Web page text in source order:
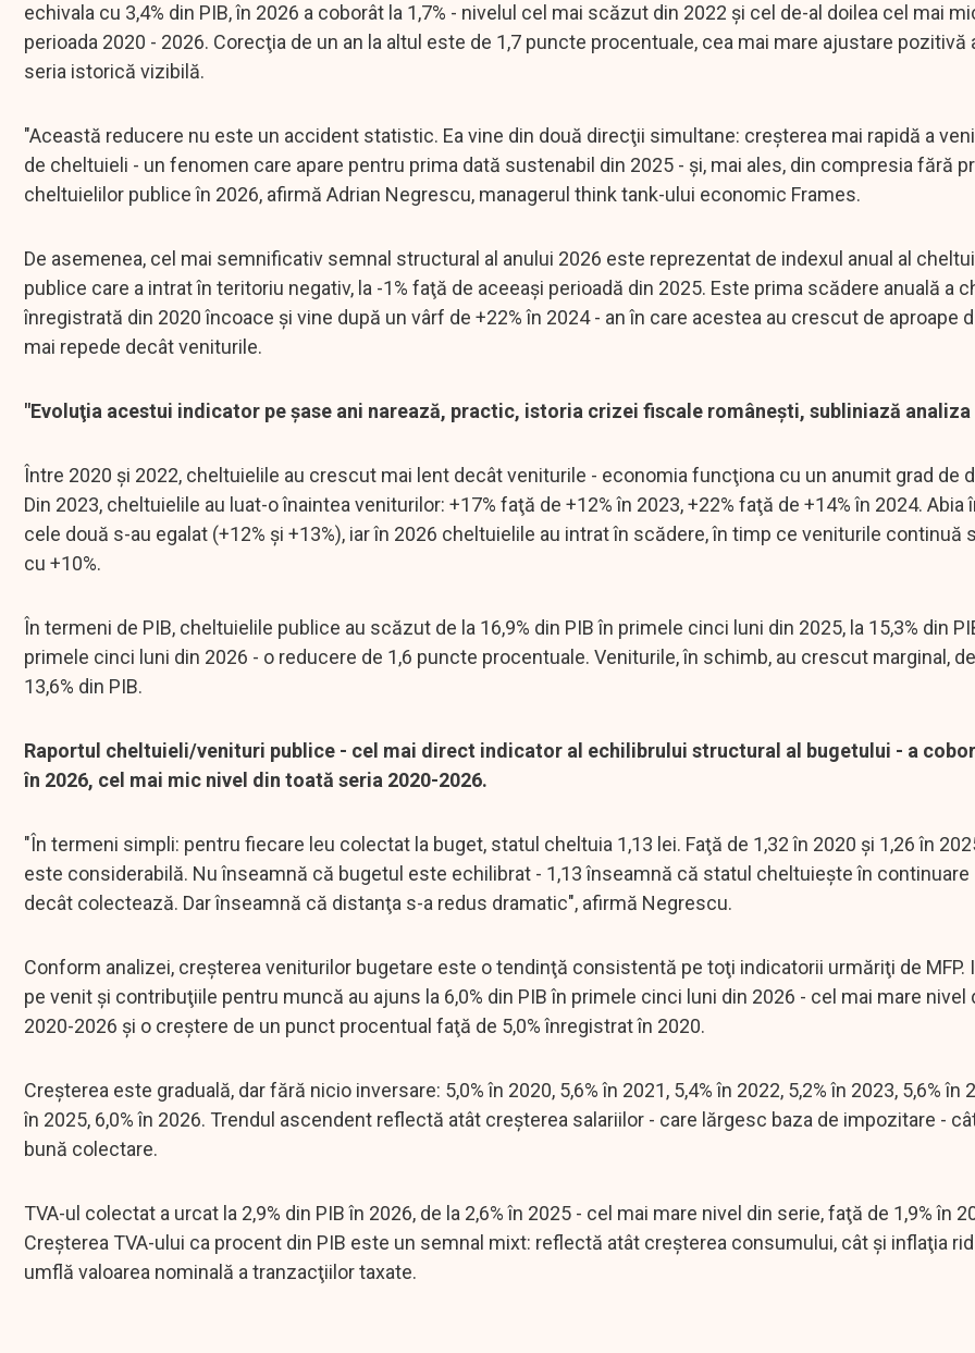
echivala cu 3,4% din PIB, în 2026 a coborât la 1,7% - nivelul cel mai scăzut din 2022 şi cel de-al doilea cel mai
perioada 2020 - 2026. Corecţia de un an la altul este de 1,7 puncte procentuale, cea mai mare ajustare pozitivă
seria istorică vizibilă.
"Această reducere nu este un accident statistic. Ea vine din două direcţii simultane: creşterea mai rapidă a
de cheltuieli - un fenomen care apare pentru prima dată sustenabil din 2025 - şi, mai ales, din compresia fără
cheltuielilor publice în 2026, afirmă Adrian Negrescu, managerul think tank-ului economic Frames.
De asemenea, cel mai semnificativ semnal structural al anului 2026 este reprezentat de indexul anual al
publice care a intrat în teritoriu negativ, la -1% faţă de aceeaşi perioadă din 2025. Este prima scădere anuală a
înregistrată din 2020 încoace şi vine după un vârf de +22% în 2024 - an în care acestea au crescut de aproape
mai repede decât veniturile.
"Evoluţia acestui indicator pe şase ani narează, practic, istoria crizei fiscale româneşti, subliniază analiza
Între 2020 şi 2022, cheltuielile au crescut mai lent decât veniturile - economia funcţiona cu un anumit grad de
Din 2023, cheltuielile au luat-o înaintea veniturilor: +17% faţă de +12% în 2023, +22% faţă de +14% în 2024. Abia
cele două s-au egalat (+12% şi +13%), iar în 2026 cheltuielile au intrat în scădere, în timp ce veniturile continuă
cu +10%.
În termeni de PIB, cheltuielile publice au scăzut de la 16,9% din PIB în primele cinci luni din 2025, la 15,3% din
primele cinci luni din 2026 - o reducere de 1,6 puncte procentuale. Veniturile, în schimb, au crescut marginal, de
13,6% din PIB.
Raportul cheltuieli/venituri publice - cel mai direct indicator al echilibrului structural al bugetului - a
în 2026, cel mai mic nivel din toată seria 2020-2026.
"În termeni simpli: pentru fiecare leu colectat la buget, statul cheltuia 1,13 lei. Faţă de 1,32 în 2020 şi 1,26 în
este considerabilă. Nu înseamnă că bugetul este echilibrat - 1,13 înseamnă că statul cheltuieşte în
decât colectează. Dar înseamnă că distanţa s-a redus dramatic", afirmă Negrescu.
Conform analizei, creşterea veniturilor bugetare este o tendinţă consistentă pe toţi indicatorii urmăriţi de MFP.
pe venit şi contribuţiile pentru muncă au ajuns la 6,0% din PIB în primele cinci luni din 2026 - cel mai mare nivel
2020-2026 şi o creştere de un punct procentual faţă de 5,0% înregistrat în 2020.
Creşterea este graduală, dar fără nicio inversare: 5,0% în 2020, 5,6% în 2021, 5,4% în 2022, 5,2% în 2023, 5,6% în
în 2025, 6,0% în 2026. Trendul ascendent reflectă atât creşterea salariilor - care lărgesc baza de impozitare -
bună colectare.
TVA-ul colectat a urcat la 2,9% din PIB în 2026, de la 2,6% în 2025 - cel mai mare nivel din serie, faţă de 1,9% în
Creşterea TVA-ului ca procent din PIB este un semnal mixt: reflectă atât creşterea consumului, cât şi inflaţia
umflă valoarea nominală a tranzacţiilor taxate.